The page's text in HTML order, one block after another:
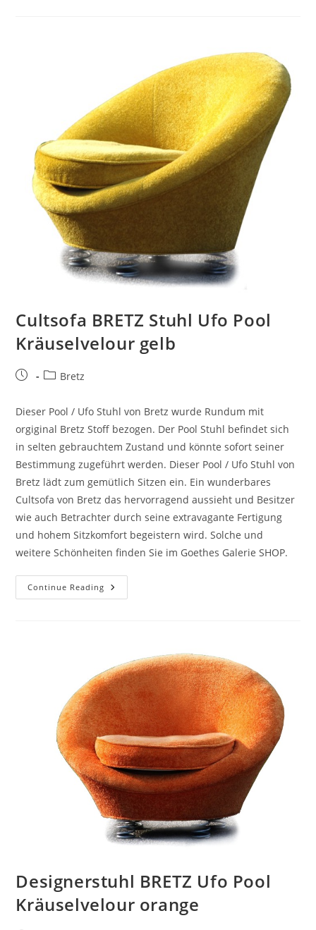
Cultsofa BRETZ Stuhl Ufo Pool
Kräuselvelour gelb
Bretz
Dieser Pool / Ufo Stuhl von Bretz wurde Rundum mit
orgiginal Bretz Stoff bezogen. Der Pool Stuhl befindet sich
in selten gebrauchtem Zustand und könnte sofort seiner
Bestimmung zugeführt werden. Dieser Pool / Ufo Stuhl von
Bretz lädt zum gemütlich Sitzen ein. Ein wunderbares
Cultsofa von Bretz das hervorragend aussieht und Besitzer
wie auch Betrachter durch seine extravagante Fertigung
und hohem Sitzkomfort begeistern wird. Solche und
weitere Schönheiten finden Sie im Goethes Galerie SHOP.
Continue Reading
Designerstuhl BRETZ Ufo Pool
Kräuselvelour orange